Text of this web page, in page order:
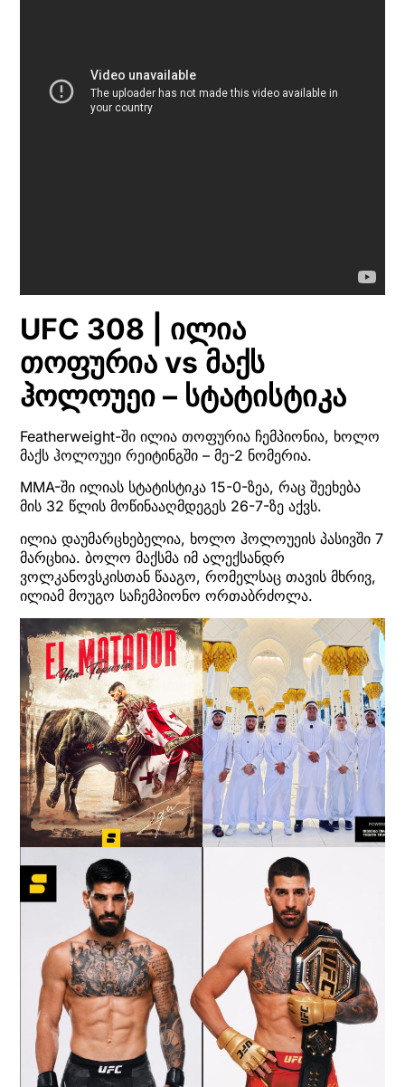
UFC 308 | ილია
თოფურია vs მაქს
ჰოლოუეი – სტატისტიკა
Featherweight-ში ილია თოფურია ჩემპიონია, ხოლო
მაქს ჰოლოუეი რეიტინგში – მე-2 ნომერია.
MMA-ში ილიას სტატისტიკა 15-0-ზეა, რაც შეეხება
მის 32 წლის მოწინააღმდეგეს 26-7-ზე აქვს.
ილია დაუმარცხებელია, ხოლო ჰოლოუეის პასივში 7
მარცხია. ბოლო მაქსმა იმ ალექსანდრ
ვოლკანოვსკისთან წააგო, რომელსაც თავის მხრივ,
ილიამ მოუგო საჩემპიონო ორთაბრძოლა.